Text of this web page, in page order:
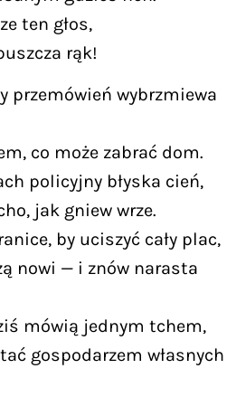
ten głos,
rąk!
przemówień wybrzmiewa
co może zabrać dom.
policyjny błyska cień,
jak gniew wrze.
by uciszyć cały plac,
nowi — i znów narasta
mówią jednym tchem,
gospodarzem własnych